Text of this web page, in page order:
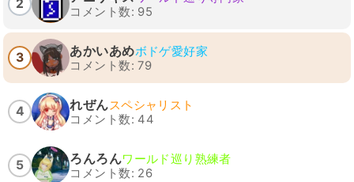
2
コメント数: 95
3 あかいあめボドゲ愛好家
コメント数: 79
4 れぜんスペシャリスト
コメント数: 44
5 ろんろんワールド巡り熟練者
コメント数: 26